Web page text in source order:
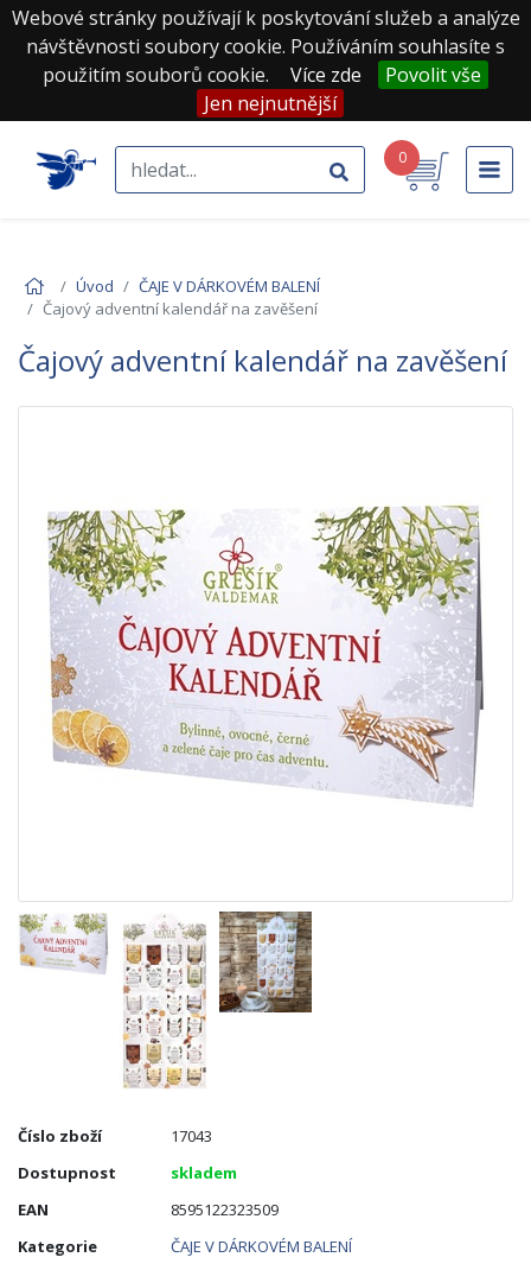
Webové stránky používají k poskytování služeb a analýze
návštěvnosti soubory cookie. Používáním souhlasíte s
použitím souborů cookie.
Více zde
Povolit vše
Jen nejnutnější
0
Úvod
ČAJE V DÁRKOVÉM BALENÍ
Čajový adventní kalendář na zavěšení
Čajový adventní kalendář na zavěšení
Číslo zboží
17043
Dostupnost
skladem
EAN
8595122323509
Kategorie
ČAJE V DÁRKOVÉM BALENÍ